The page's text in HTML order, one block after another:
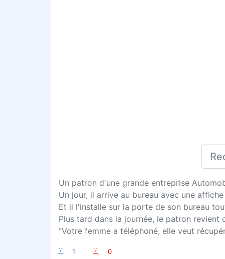
Un patron d'une grande entreprise
Un jour, il arrive au bureau avec une
Et il l'installe sur la porte de son bureau
Plus tard dans la journée, le patron
"Votre femme a téléphoné, elle veut
:-) 1 :-(
0